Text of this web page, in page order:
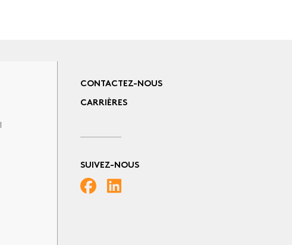
CONTACTEZ-NOUS
CARRIÈRES
SUIVEZ-NOUS